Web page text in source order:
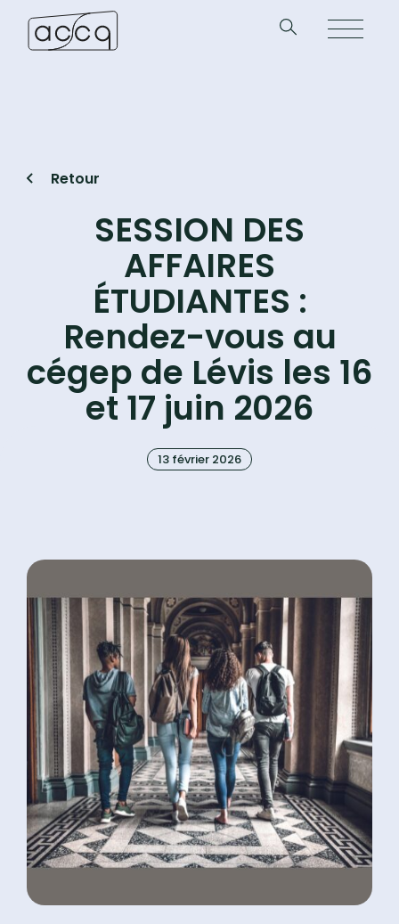
Retour
SESSION DES
AFFAIRES
ÉTUDIANTES :
Rendez-vous au
cégep de Lévis les 16
et 17 juin 2026
13 février 2026